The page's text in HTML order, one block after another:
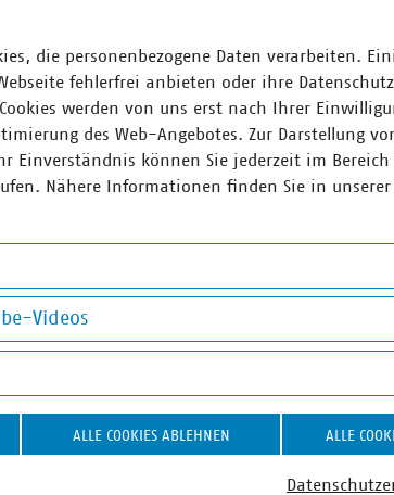
DIGITALISIERUNG/TK
die personenbezogene Daten verarbeiten.
fehlerfrei anbieten oder ihre
werden von uns erst nach Ihrer
des Web-Angebotes. Zur Darstellung
Einverständnis können Sie jederzeit im
Nähere Informationen finden Sie in unserer
Videos
ALLE COOKIES ABLEHNEN ALLE